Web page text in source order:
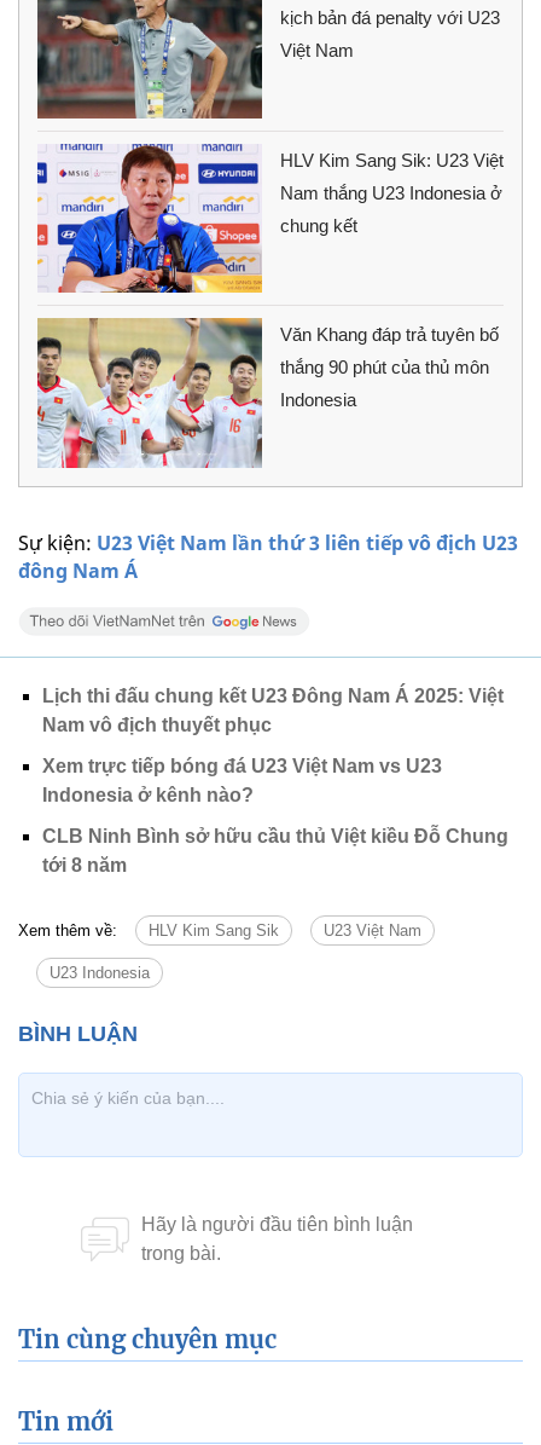
Sự kiện: U23 Việt Nam lần thứ 3 liên tiếp vô địch U23
đông Nam Á
kịch bản đá penalty với U23
Việt Nam
HLV Kim Sang Sik: U23 Việt
Nam thắng U23 Indonesia ở
chung kết
Văn Khang đáp trả tuyên bố
thắng 90 phút của thủ môn
Indonesia
Lịch thi đấu chung kết U23 Đông Nam Á 2025: Việt
Nam vô địch thuyết phục
Xem trực tiếp bóng đá U23 Việt Nam vs U23
Indonesia ở kênh nào?
CLB Ninh Bình sở hữu cầu thủ Việt kiều Đỗ Chung
tới 8 năm
Xem thêm về: HLV Kim Sang Sik U23 Việt Nam
U23 Indonesia
Tin cùng chuyên mục
Tin mới